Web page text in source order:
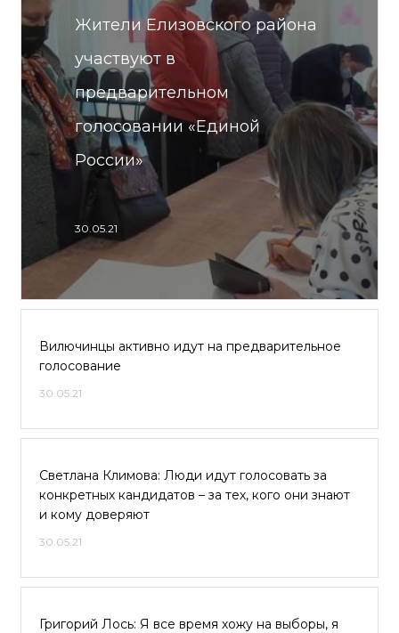
Жители Елизовского района
участвуют в
предварительном
голосовании «Единой
России»
30.05.21
Вилючинцы активно идут на предварительное
голосование
30.05.21
Светлана Климова: Люди идут голосовать за
конкретных кандидатов – за тех, кого они знают
и кому доверяют
30.05.21
Григорий Лось: Я все время хожу на выборы, я